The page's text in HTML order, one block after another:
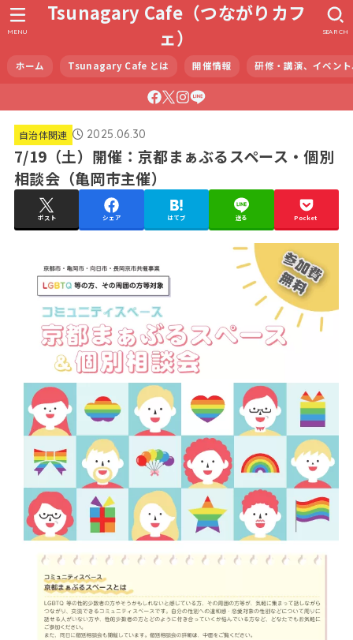
Tsunagary Cafe（つながりカフ
ェ）
ホーム Tsunagary Cafe とは 開催情報 研修・講演、イベン
SEARCH
MENU
自治体関連 2025.06.30
7/19（土）開催：京都まぁぶるスペース・個別
相談会（亀岡市主催）
ポスト シェア はてブ 送る Pocket